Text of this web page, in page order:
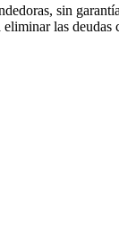
sin
las deudas